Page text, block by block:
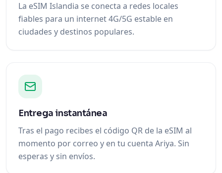
La eSIM Islandia se conecta a redes locales
fiables para un internet 4G/5G estable en
ciudades y destinos populares.
Entrega instantánea
Tras el pago recibes el código QR de la eSIM al
momento por correo y en tu cuenta Ariya. Sin
esperas y sin envíos.